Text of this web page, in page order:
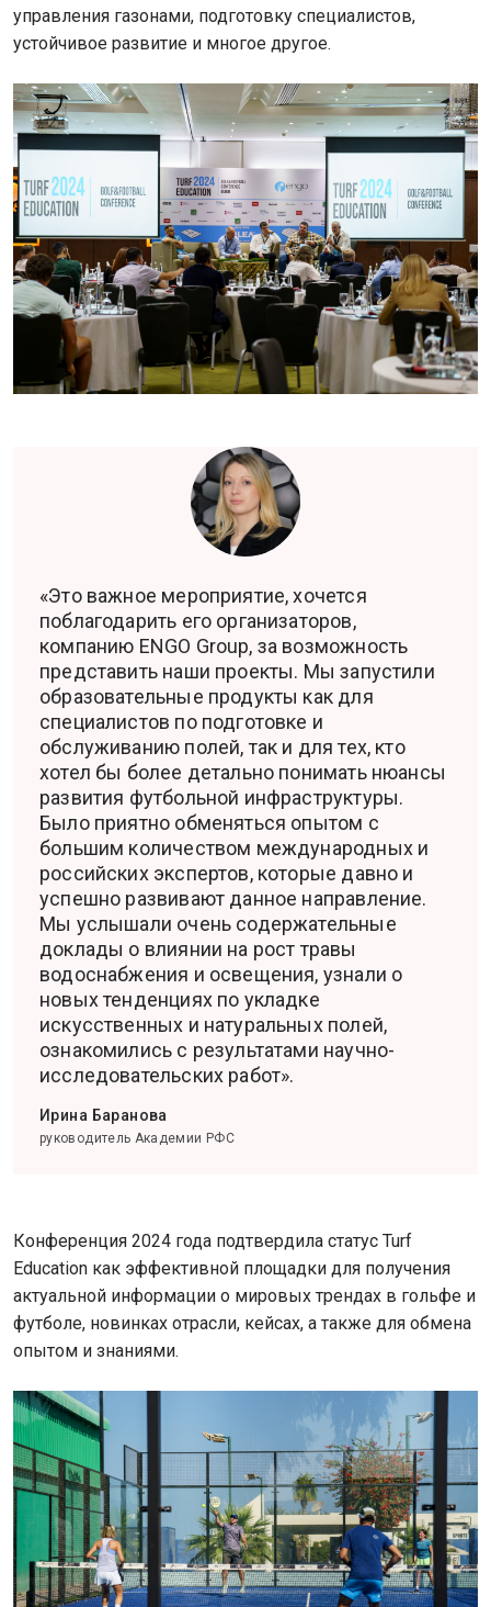
управления газонами, подготовку специалистов,
устойчивое развитие и многое другое.
«Это важное мероприятие, хочется
поблагодарить его организаторов,
компанию ENGO Group, за возможность
представить наши проекты. Мы запустили
образовательные продукты как для
специалистов по подготовке и
обслуживанию полей, так и для тех, кто
хотел бы более детально понимать нюансы
развития футбольной инфраструктуры.
Было приятно обменяться опытом с
большим количеством международных и
российских экспертов, которые давно и
успешно развивают данное направление.
Мы услышали очень содержательные
доклады о влиянии на рост травы
водоснабжения и освещения, узнали о
новых тенденциях по укладке
искусственных и натуральных полей,
ознакомились с результатами научно-
исследовательских работ».
Ирина Баранова
руководитель Академии РФС
Конференция 2024 года подтвердила статус Turf
Education как эффективной площадки для получения
актуальной информации о мировых трендах в гольфе и
футболе, новинках отрасли, кейсах, а также для обмена
опытом и знаниями.